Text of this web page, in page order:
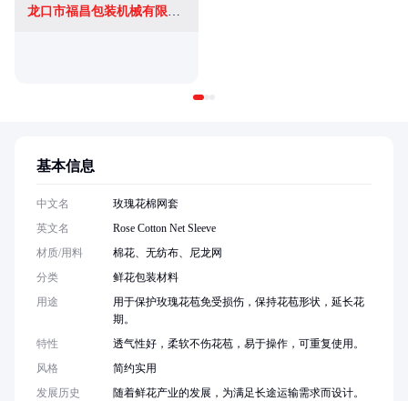
龙口市福昌包装机械有限公司
基本信息
中文名
玫瑰花棉网套
英文名
Rose Cotton Net Sleeve
材质/用料
棉花、无纺布、尼龙网
分类
鲜花包装材料
用途
用于保护玫瑰花苞免受损伤，保持花苞形状，延长花
期。
特性
透气性好，柔软不伤花苞，易于操作，可重复使用。
风格
简约实用
发展历史
随着鲜花产业的发展，为满足长途运输需求而设计。